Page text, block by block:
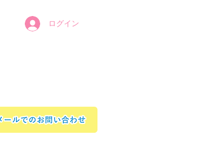
ログイン